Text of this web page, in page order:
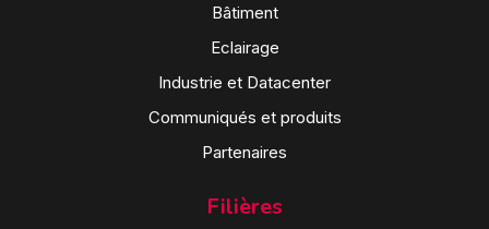
Bâtiment
Eclairage
Industrie et Datacenter
Communiqués et produits
Partenaires
Filières